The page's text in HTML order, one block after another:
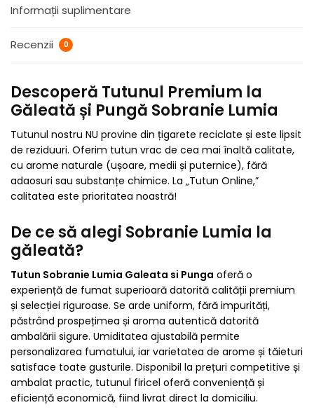
Informații suplimentare
Recenzii 0
Descoperă Tutunul Premium la
Găleată și Pungă Sobranie Lumia
Tutunul nostru NU provine din țigarete reciclate și este lipsit
de reziduuri. Oferim tutun vrac de cea mai înaltă calitate,
cu arome naturale (ușoare, medii și puternice), fără
adaosuri sau substanțe chimice. La „Tutun Online,”
calitatea este prioritatea noastră!
De ce să alegi Sobranie Lumia la
găleată?
Tutun Sobranie Lumia Galeata si Punga oferă o
experiență de fumat superioară datorită calității premium
și selecției riguroase. Se arde uniform, fără impurități,
păstrând prospețimea și aroma autentică datorită
ambalării sigure. Umiditatea ajustabilă permite
personalizarea fumatului, iar varietatea de arome și tăieturi
satisface toate gusturile. Disponibil la prețuri competitive și
ambalat practic, tutunul firicel oferă conveniență și
eficiență economică, fiind livrat direct la domiciliu.